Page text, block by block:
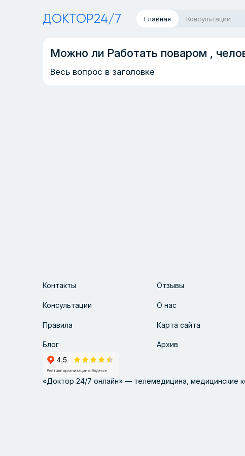
ДОКТОР24/7 Главная Консультации
Можно ли Работать поваром ,
Весь вопрос в заголовке
Контакты Отзывы
Консультации О нас
Правила Карта сайта
Блог Архив
«Доктор 24/7 онлайн» — телемедицина, медицинские